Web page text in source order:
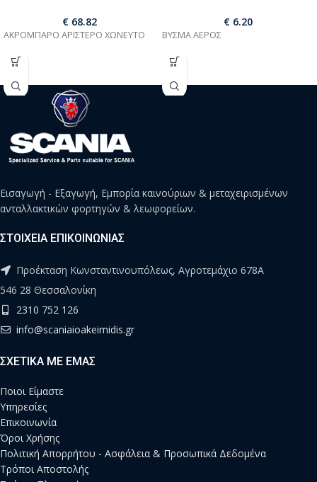
€68.82
ΑΚΡΟΜΠΑΡΟ ΑΡΙΣΤΕΡΟ ΧΩΝΕΥΤΟ
€6.20
ΒΥΣΜΑ ΑΕΡΟΣ
Εισαγωγή - Εξαγωγή, Εμπορία καινούριων & μεταχειρισμένων
ανταλλακτικών φορτηγών & λεωφορείων.
ΣΤΟΙΧΕΙΑ ΕΠΙΚΟΙΝΩΝΙΑΣ
Προέκταση Κωνσταντινουπόλεως, Αγροτεμάχιο 678Α
546 28 Θεσσαλονίκη
2310 752 126
info@scaniaioakeimidis.gr
ΣΧΕΤΙΚΑ ΜΕ ΕΜΑΣ
Ποιοι Είμαστε
Υπηρεσίες
Επικοινωνία
Όροι Χρήσης
Πολιτική Απορρήτου - Ασφάλεια & Προσωπικά Δεδομένα
Τρόποι Αποστολής